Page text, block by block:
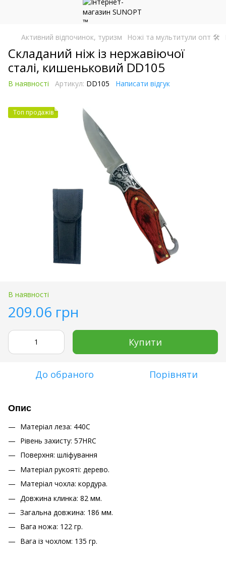
Активний відпочинок, туризм Ножі та мультитули опт 🛠
Складаний ніж із нержавіючої
сталі, кишеньковий DD105
В наявності Артикул: DD105 Написати відгук
Топ продажів
В наявності
209.06 грн
Купити
До обраного Порівняти
Опис
Матеріал леза: 440C
Рівень захисту: 57HRC
Поверхня: шліфування
Матеріал рукояті: дерево.
Матеріал чохла: кордура.
Довжина клинка: 82 мм.
Загальна довжина: 186 мм.
Вага ножа: 122 гр.
Вага із чохлом: 135 гр.